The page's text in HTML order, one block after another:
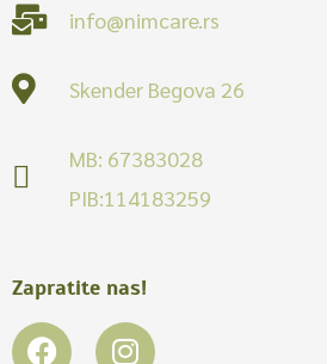
info@nimcare.rs
Skender Begova 26
MB: 67383028
PIB:114183259
Zapratite nas!
F
I